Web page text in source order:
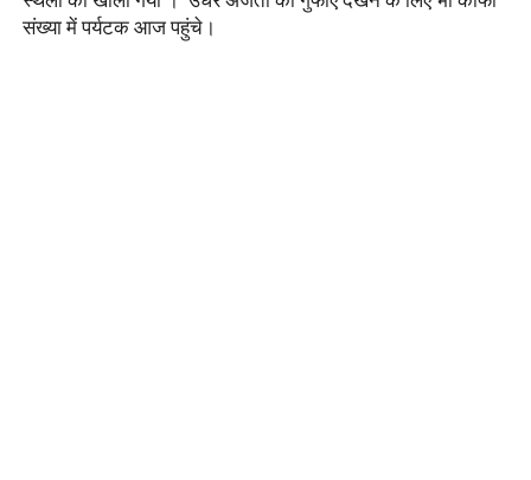
संख्या में पर्यटक आज पहुंचे।